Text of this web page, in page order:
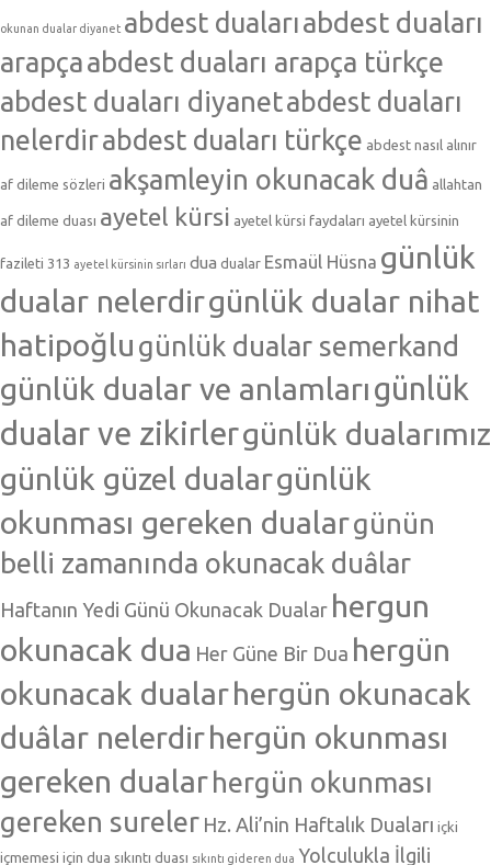
okunan dualar diyanet abdest dualarıabdest duaları
arapçaabdest duaları arapça türkçe
abdest duaları diyanetabdest duaları
nelerdirabdest duaları türkçe abdest nasıl alınır
af dileme sözleri akşamleyin okunacak duâ allahtan
af dileme duası ayetel kürsi ayetel kürsi faydaları ayetel kürsinin
fazileti 313 ayetel kürsinin sırları dua dualar Esmaül Hüsna günlük
dualar nelerdirgünlük dualar nihat
hatipoğlu günlük dualar semerkand
günlük dualar ve anlamlarıgünlük
dualar ve zikirlergünlük dualarımız
günlük güzel dualargünlük
okunması gereken dualargünün
belli zamanında okunacak duâlar
Haftanın Yedi Günü Okunacak Dualar hergun
okunacak dua Her Güne Bir Dua hergün
okunacak dualarhergün okunacak
duâlar nelerdirhergün okunması
gereken dualar hergün okunması
gereken sureler Hz. Ali’nin Haftalık Duaları içki
içmemesi için dua sıkıntı duası sıkıntı gideren dua Yolculukla İlgili